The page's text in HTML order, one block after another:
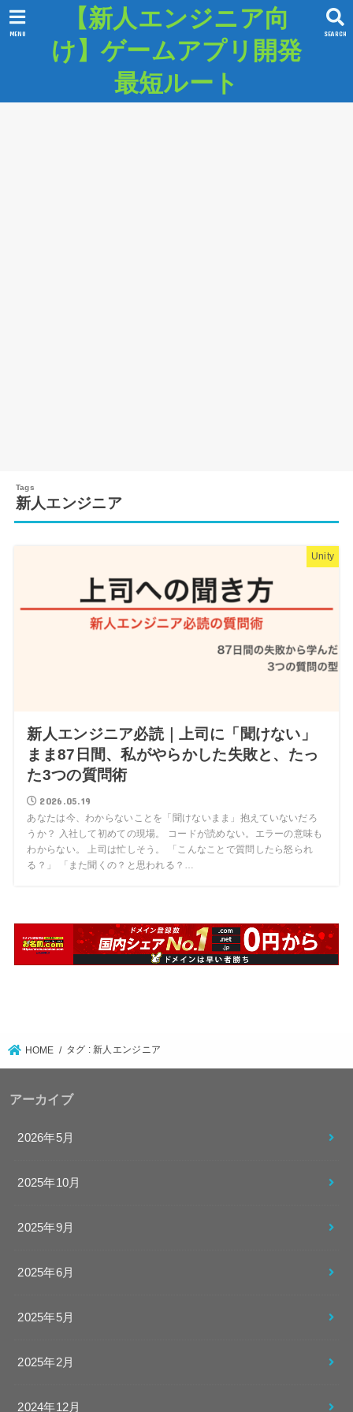
【新人エンジニア向
け】ゲームアプリ開発
最短ルート
SEARCH
MENU
新人エンジニア
Unity
新人エンジニア必読｜上司に「聞けない」
まま87日間、私がやらかした失敗と、たっ
た3つの質問術
2026.05.19
あなたは今、わからないことを「聞けないまま」抱えていないだろ
うか？ 入社して初めての現場。 コードが読めない。エラーの意味も
わからない。 上司は忙しそう。 「こんなことで質問したら怒られ
る？」 「また聞くの？と思われる？…
HOME タグ : 新人エンジニア
アーカイブ
2026年5月
2025年10月
2025年9月
2025年6月
2025年5月
2025年2月
2024年12月